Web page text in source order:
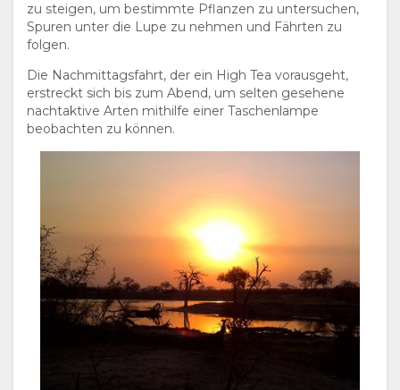
DOKUMENTE
VIDEOS
AKTIVITÄTEN
LANDKARTE
ORT
KONTAKT
SPANISCH
FRANZÖSISCH
zu steigen, um bestimmte Pflanzen zu untersuchen,
Spuren unter die Lupe zu nehmen und Fährten zu
folgen.
Die Nachmittagsfahrt, der ein High Tea vorausgeht,
erstreckt sich bis zum Abend, um selten gesehene
nachtaktive Arten mithilfe einer Taschenlampe
beobachten zu können.